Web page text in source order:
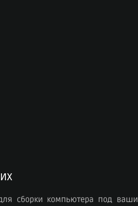
сборки компьютера под ваши